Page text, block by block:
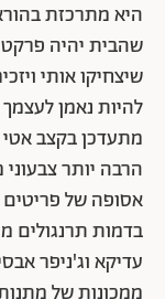
היא מתרכזת
שהבית יהיה
שיצחיקו אותי
להיות נאמן
מתעדכן בקצב אטי
הרבה יותר
אסופה של פריטים
בדמות תרנגולים
עדיקא וג'ניפר